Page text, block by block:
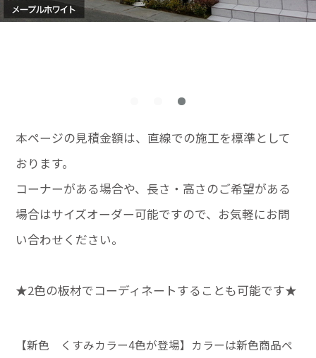
本ページの見積金額は、直線での施工を標準として
おります。
コーナーがある場合や、長さ・高さのご希望がある
場合はサイズオーダー可能ですので、お気軽にお問
い合わせください。
★2色の板材でコーディネートすることも可能です★
【新色 くすみカラー4色が登場】カラーは新色商品ペ